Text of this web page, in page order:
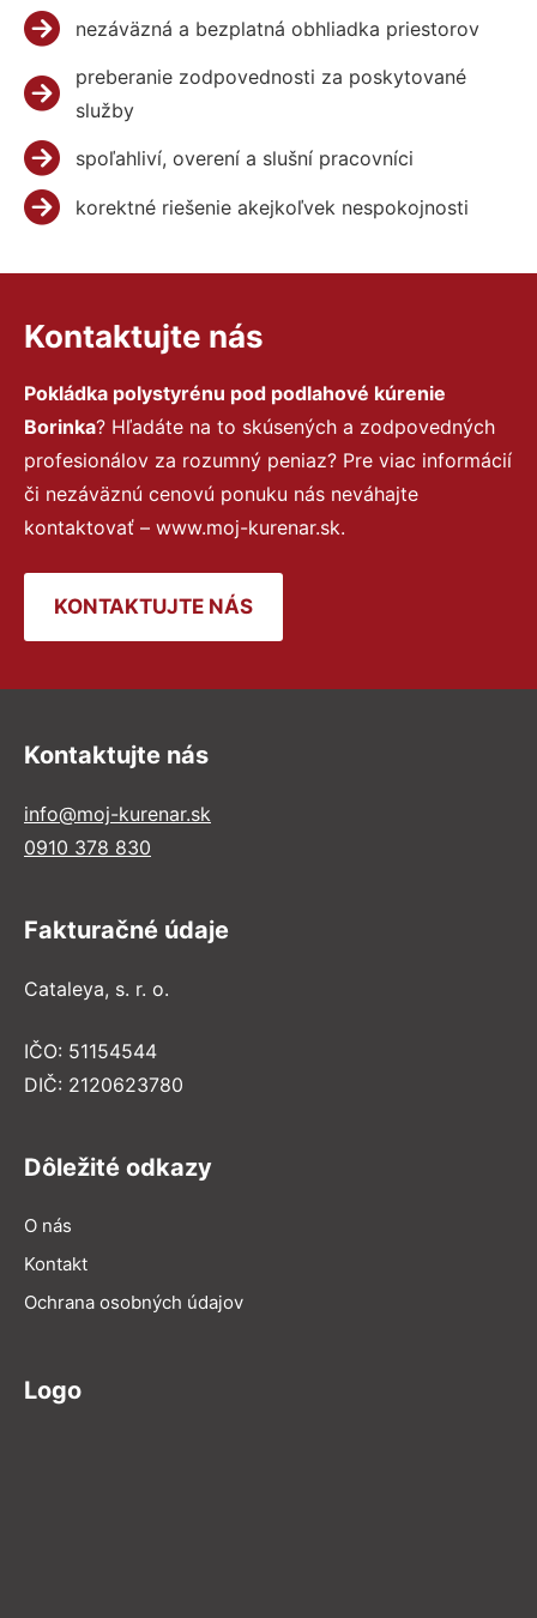
nezáväzná a bezplatná obhliadka priestorov
preberanie zodpovednosti za poskytované
služby
spoľahliví, overení a slušní pracovníci
korektné riešenie akejkoľvek nespokojnosti
Kontaktujte nás
Pokládka polystyrénu pod podlahové kúrenie
Borinka? Hľadáte na to skúsených a zodpovedných
profesionálov za rozumný peniaz? Pre viac informácií
či nezáväznú cenovú ponuku nás neváhajte
kontaktovať – www.moj-kurenar.sk.
KONTAKTUJTE NÁS
Kontaktujte nás
info@moj-kurenar.sk
0910 378 830
Fakturačné údaje
Cataleya, s. r. o.
IČO: 51154544
DIČ: 2120623780
Dôležité odkazy
O nás
Kontakt
Ochrana osobných údajov
Logo